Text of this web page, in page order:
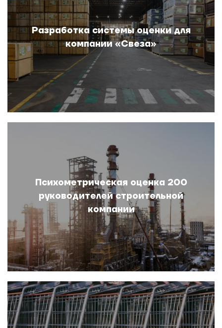
Разработка системы оценки для
компании «Свеза»
Психометрическая оценка 200
руководителей строительной
компании